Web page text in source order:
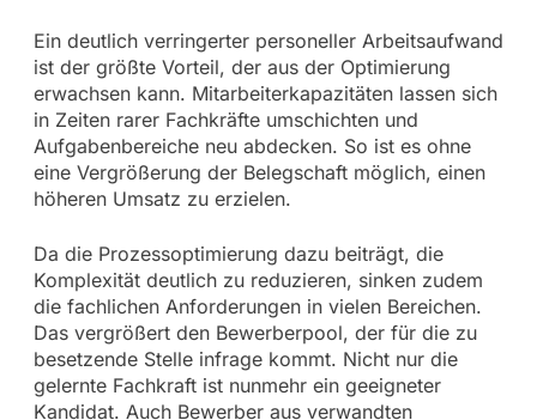
Ein deutlich verringerter personeller Arbeitsaufwand
ist der größte Vorteil, der aus der Optimierung
erwachsen kann. Mitarbeiterkapazitäten lassen sich
in Zeiten rarer Fachkräfte umschichten und
Aufgabenbereiche neu abdecken. So ist es ohne
eine Vergrößerung der Belegschaft möglich, einen
höheren Umsatz zu erzielen.
Da die Prozessoptimierung dazu beiträgt, die
Komplexität deutlich zu reduzieren, sinken zudem
die fachlichen Anforderungen in vielen Bereichen.
Das vergrößert den Bewerberpool, der für die zu
besetzende Stelle infrage kommt. Nicht nur die
gelernte Fachkraft ist nunmehr ein geeigneter
Kandidat. Auch Bewerber aus verwandten